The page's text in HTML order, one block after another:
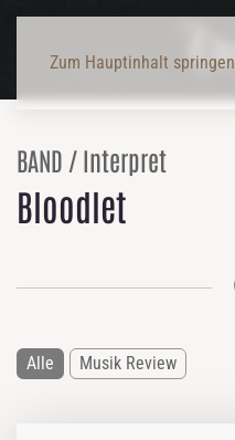
Zum Hauptinhalt springen
BAND / Interpret
Bloodlet
Alle Musik Review